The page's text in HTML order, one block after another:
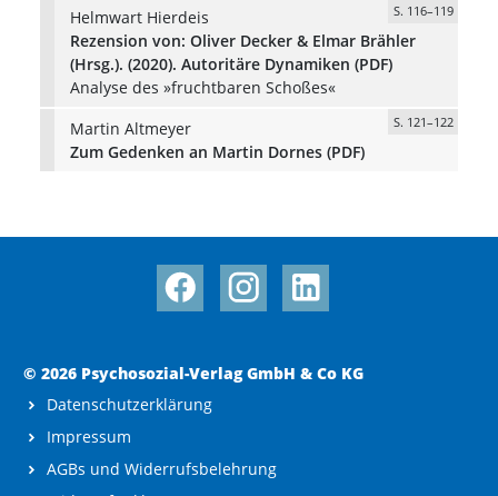
Helmwart Hierdeis
S. 116–119
Rezension von: Oliver Decker & Elmar Brähler
(Hrsg.). (2020). Autoritäre Dynamiken (PDF)
Analyse des »fruchtbaren Schoßes«
Martin Altmeyer
S. 121–122
Zum Gedenken an Martin Dornes (PDF)
© 2026 Psychosozial-Verlag GmbH & Co KG
Datenschutzerklärung
Impressum
AGBs und Widerrufsbelehrung